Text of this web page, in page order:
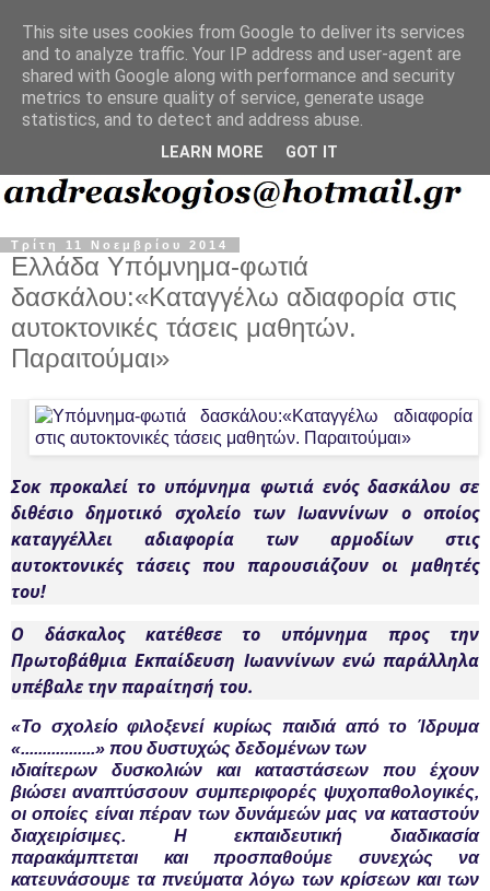
Τρίτη 11 Νοεμβρίου 2014
Ελλάδα Υπόμνημα-φωτιά
δασκάλου:«Καταγγέλω αδιαφορία στις
αυτοκτονικές τάσεις μαθητών.
Παραιτούμαι»
Σοκ προκαλεί το υπόμνημα φωτιά ενός δασκάλου σε
διθέσιο δημοτικό σχολείο των Ιωαννίνων ο οποίος
καταγγέλλει αδιαφορία των αρμοδίων στις
αυτοκτονικές τάσεις που παρουσιάζουν οι μαθητές
του!
Ο δάσκαλος κατέθεσε το υπόμνημα προς την
Πρωτοβάθμια Εκπαίδευση Ιωαννίνων ενώ παράλληλα
υπέβαλε την παραίτησή του.
«Το σχολείο φιλοξενεί κυρίως παιδιά από το Ίδρυμα
«.................» που δυστυχώς δεδομένων των
ιδιαίτερων δυσκολιών και καταστάσεων που έχουν
βιώσει αναπτύσσουν συμπεριφορές ψυχοπαθολογικές,
οι οποίες είναι πέραν των δυνάμεών μας να καταστούν
διαχειρίσιμες. Η εκπαιδευτική διαδικασία
παρακάμπτεται και προσπαθούμε συνεχώς να
κατευνάσουμε τα πνεύματα λόγω των κρίσεων και των
This site uses cookies from Google to deliver its services
and to analyze traffic. Your IP address and user-agent are
shared with Google along with performance and security
metrics to ensure quality of service, generate usage
statistics, and to detect and address abuse.
LEARN MORE GOT IT